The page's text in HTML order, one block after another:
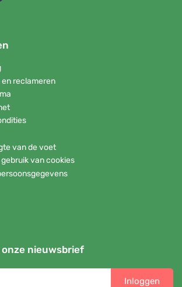
en reclameren
van de voet
van cookies
nieuwsbrief
Inloggen